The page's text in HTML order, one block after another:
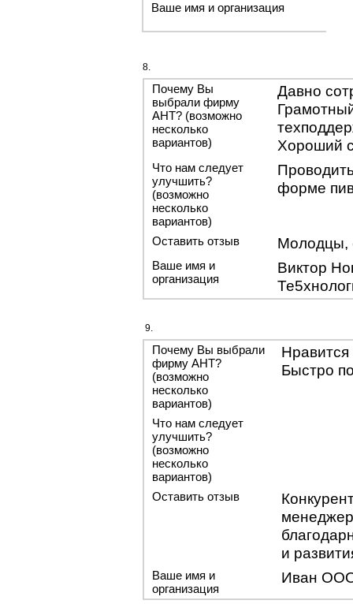
Ваше имя и организация
8.
Почему Вы
выбрали фирму
АНТ? (возможно
несколько
вариантов)
Давно
Хороший
Что нам следует
улучшить?
(возможно
несколько
вариантов)
форме
Оставить отзыв Молодцы,
Ваше имя и
организация
Виктор
9.
Почему Вы выбрали
фирму АНТ?
(возможно
несколько
вариантов)
Быстро
Что нам следует
улучшить?
(возможно
несколько
вариантов)
Оставить отзыв
и
Ваше имя и
организация
Иван